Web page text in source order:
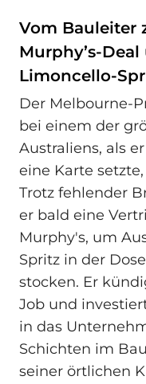
Vom Bauleiter
Murphy’s-
Limoncello-
Der Melbourne-
bei einem der
Australiens, als
eine Karte
Trotz fehlender
er bald eine
Murphy's, um
Spritz in der
stocken. Er
Job und
in das
Schichten im
seiner örtlichen